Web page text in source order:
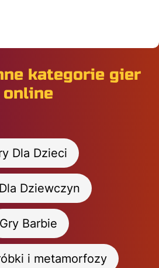
kategorie gier
online
Dla Dzieci
Dziewczyn
Gry Barbie
i metamorfozy